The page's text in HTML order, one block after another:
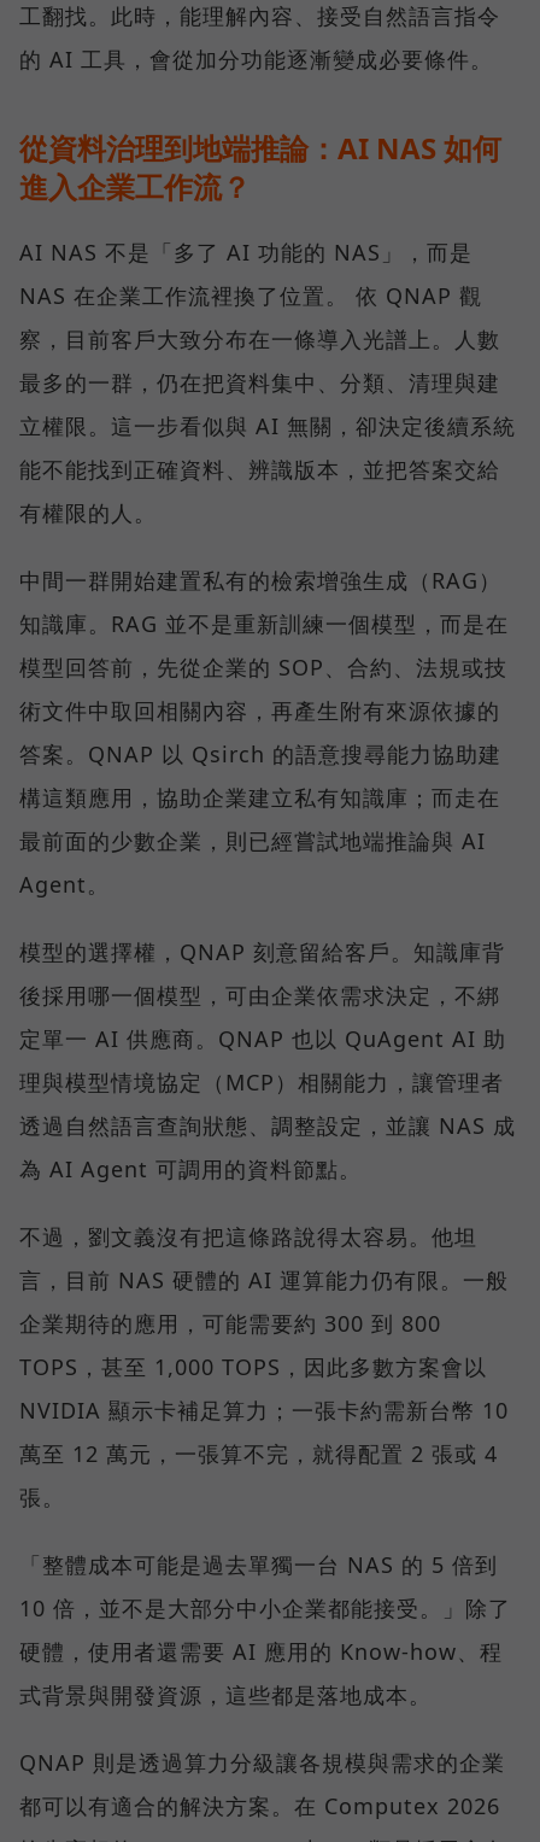
工翻找。此時，能理解內容、接受自然語言指令
的 AI 工具，會從加分功能逐漸變成必要條件。
從資料治理到地端推論：AI NAS 如何
進入企業工作流？
AI NAS 不是「多了 AI 功能的 NAS」，而是
NAS 在企業工作流裡換了位置。 依 QNAP 觀
察，目前客戶大致分布在一條導入光譜上。人數
最多的一群，仍在把資料集中、分類、清理與建
立權限。這一步看似與 AI 無關，卻決定後續系統
能不能找到正確資料、辨識版本，並把答案交給
有權限的人。
中間一群開始建置私有的檢索增強生成（RAG）
知識庫。RAG 並不是重新訓練一個模型，而是在
模型回答前，先從企業的 SOP、合約、法規或技
術文件中取回相關內容，再產生附有來源依據的
答案。QNAP 以 Qsirch 的語意搜尋能力協助建
構這類應用，協助企業建立私有知識庫；而走在
最前面的少數企業，則已經嘗試地端推論與 AI
Agent。
模型的選擇權，QNAP 刻意留給客戶。知識庫背
後採用哪一個模型，可由企業依需求決定，不綁
定單一 AI 供應商。QNAP 也以 QuAgent AI 助
理與模型情境協定（MCP）相關能力，讓管理者
透過自然語言查詢狀態、調整設定，並讓 NAS 成
為 AI Agent 可調用的資料節點。
不過，劉文義沒有把這條路說得太容易。他坦
言，目前 NAS 硬體的 AI 運算能力仍有限。一般
企業期待的應用，可能需要約 300 到 800
TOPS，甚至 1,000 TOPS，因此多數方案會以
NVIDIA 顯示卡補足算力；一張卡約需新台幣 10
萬至 12 萬元，一張算不完，就得配置 2 張或 4
張。
「整體成本可能是過去單獨一台 NAS 的 5 倍到
10 倍，並不是大部分中小企業都能接受。」除了
硬體，使用者還需要 AI 應用的 Know-how、程
式背景與開發資源，這些都是落地成本。
QNAP 則是透過算力分級讓各規模與需求的企業
都可以有適合的解決方案。在 Computex 2026